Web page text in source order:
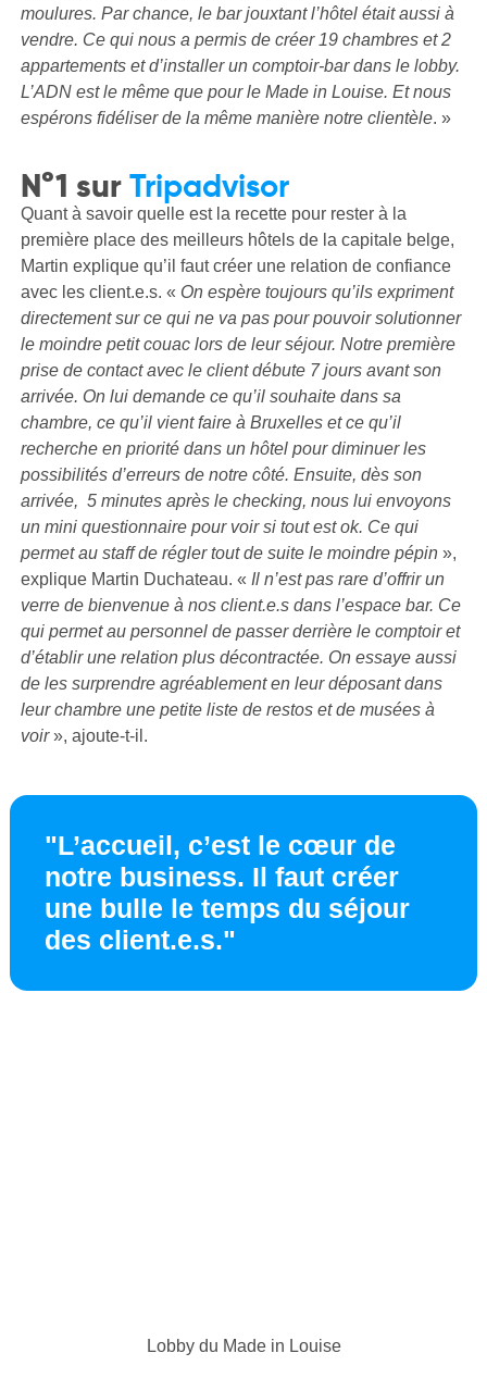
moulures. Par chance, le bar jouxtant l’hôtel était aussi à
vendre. Ce qui nous a permis de créer 19 chambres et 2
appartements et d’installer un comptoir-bar dans le lobby.
L’ADN est le même que pour le Made in Louise. Et nous
espérons fidéliser de la même manière notre clientèle. »
N°1 surTripadvisor
Quant à savoir quelle est la recette pour rester à la
première place des meilleurs hôtels de la capitale belge,
Martin explique qu’il faut créer une relation de confiance
avec les client.e.s. « On espère toujours qu’ils expriment
directement sur ce qui ne va pas pour pouvoir solutionner
le moindre petit couac lors de leur séjour. Notre première
prise de contact avec le client débute 7 jours avant son
arrivée. On lui demande ce qu’il souhaite dans sa
chambre, ce qu’il vient faire à Bruxelles et ce qu’il
recherche en priorité dans un hôtel pour diminuer les
possibilités d’erreurs de notre côté. Ensuite, dès son
arrivée, 5 minutes après le checking, nous lui envoyons
un mini questionnaire pour voir si tout est ok. Ce qui
permet au staff de régler tout de suite le moindre pépin»,
explique Martin Duchateau. « Il n’est pas rare d’offrir un
verre de bienvenue à nos client.e.s dans l’espace bar. Ce
qui permet au personnel de passer derrière le comptoir et
d’établir une relation plus décontractée. On essaye aussi
de les surprendre agréablement en leur déposant dans
leur chambre une petite liste de restos et de musées à
voir», ajoute-t-il.
"L’accueil, c’est le cœur de
notre business. Il faut créer
une bulle le temps du séjour
des client.e.s."
Lobby du Made in Louise